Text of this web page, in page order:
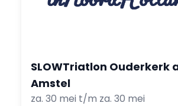
SLOWTriatlon Ouderkerk
Amstel
za. 30 mei t/m za. 30 mei